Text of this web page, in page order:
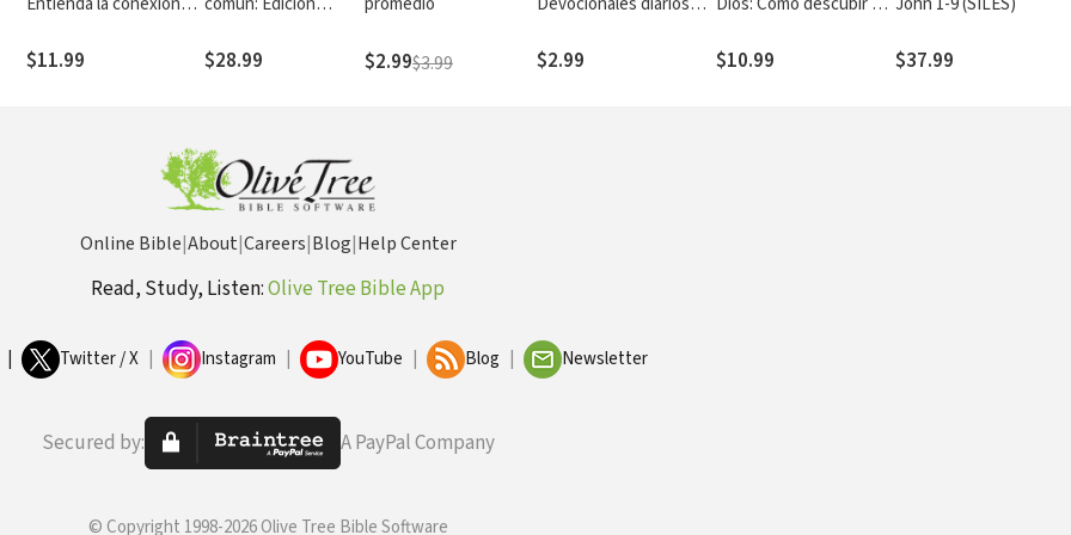
que puede sanarle o
destruirle
$11.99 $28.99 $2.99$3.99
Adviento
$2.99
la lucha sexual
$10.99 $37.99
Online Bible|About|Careers|Blog|Help Center
Read, Study, Listen:Olive Tree Bible App
Twitter / X Instagram YouTube Blog Newsletter
Secured by: A PayPal Company
© Copyright 1998-2026 Olive Tree Bible Software